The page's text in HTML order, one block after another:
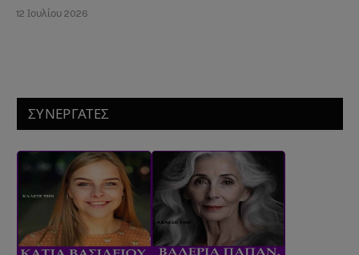
12 Ιουλίου 2026
ΣΥΝΕΡΓΑΤΕΣ